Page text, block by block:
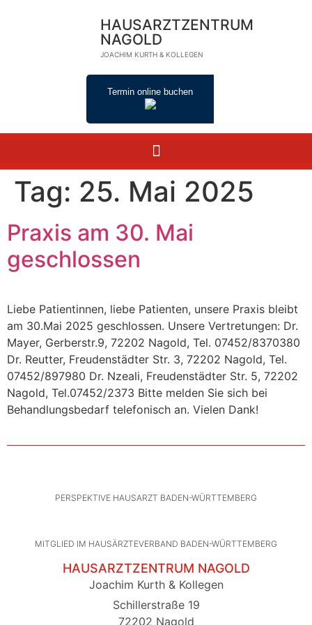
HAUSARZTZENTRUM
NAGOLD
JOACHIM KURTH & KOLLEGEN
Termin online buchen
Tag: 25. Mai 2025
Praxis am 30. Mai
geschlossen
Liebe Patientinnen, liebe Patienten, unsere Praxis bleibt
am 30.Mai 2025 geschlossen. Unsere Vertretungen: Dr.
Mayer, Gerberstr.9, 72202 Nagold, Tel. 07452/8370380
Dr. Reutter, Freudenstädter Str. 3, 72202 Nagold, Tel.
07452/897980 Dr. Nzeali, Freudenstädter Str. 5, 72202
Nagold, Tel.07452/2373 Bitte melden Sie sich bei
Behandlungsbedarf telefonisch an. Vielen Dank!
PERSPEKTIVE HAUSARZT BADEN-WÜRTTEMBERG
MITGLIED IM HAUSÄRZTEVERBAND BADEN-WÜRTTEMBERG
HAUSARZTZENTRUM NAGOLD
Joachim Kurth & Kollegen
Schillerstraße 19
72202 Nagold